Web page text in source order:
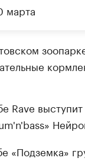
марта
Rave
«Подземка»